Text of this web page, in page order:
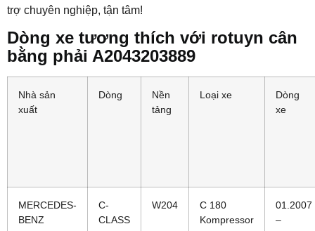
trợ chuyên nghiệp, tận tâm!
Dòng xe tương thích với rotuyn cân
bằng phải A2043203889
Nhà sản
xuất
Dòng
Nền
tảng
Loại xe
Dòng
xe
MERCEDES-
BENZ
C-
CLASS
W204
C 180
Kompressor
01.2007
–